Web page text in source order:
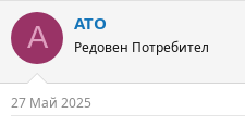
c
i
s
A ATO
Редовен Потребител
27 Май 2025